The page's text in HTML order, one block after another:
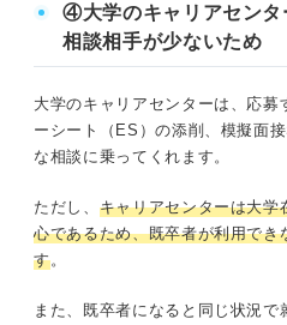
④大学のキャリアセンタ
相談相手が少ないため
大学のキャリアセンターは、応募
ーシート（ES）の添削、模擬面
な相談に乗ってくれます。
ただし、 キャリアセンターは大学
心であるため、既卒者が利用でき
す。
また、既卒者になると同じ状況